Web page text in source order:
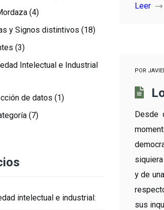
Leer
POR
Desde
y de
sus
(4)
y Signos distintivos (18)
(3)
Intelectual e Industrial
de datos (1)
(7)
intelectual e industrial: